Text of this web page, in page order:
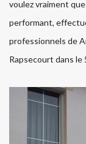
voulez vraiment
performant,
professionnels de
Rapsecourt dans le